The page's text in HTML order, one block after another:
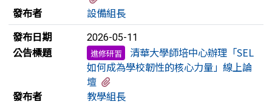
發布者
設備組長
發布日期
2026-05-11
公告標題 進修研習
清華大學師培中心辦理「SEL
如何成為學校韌性的核心力量」線上論
壇
發布者
教學組長